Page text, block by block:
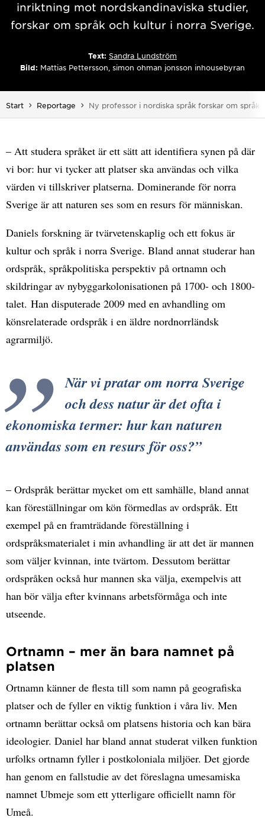
inriktning mot nordskandinaviska studier,
forskar om språk och kultur i norra Sverige.
Text: Sandra Lundström
Bild: Mattias Pettersson, simon ohman jonsson inhousebyran
Start Reportage Du är här:
Ny professor i nordiska språk forskar om
– Att studera språket är ett sätt att identifiera synen på där
vi bor: hur vi tycker att platser ska användas och vilka
värden vi tillskriver platserna. Dominerande för norra
Sverige är att naturen ses som en resurs för människan.
Daniels forskning är tvärvetenskaplig och ett fokus är
kultur och språk i norra Sverige. Bland annat studerar han
ordspråk, språkpolitiska perspektiv på ortnamn och
skildringar av nybyggarkolonisationen på 1700- och 1800-
talet. Han disputerade 2009 med en avhandling om
könsrelaterade ordspråk i en äldre nordnorrländsk
agrarmiljö.
När vi pratar om norra Sverige
och dess natur är det ofta i
ekonomiska termer: hur kan naturen
användas som en resurs för oss?
– Ordspråk berättar mycket om ett samhälle, bland annat
kan föreställningar om kön förmedlas av ordspråk. Ett
exempel på en framträdande föreställning i
ordspråksmaterialet i min avhandling är att det är mannen
som väljer kvinnan, inte tvärtom. Dessutom berättar
ordspråken också hur mannen ska välja, exempelvis att
han bör välja efter kvinnans arbetsförmåga och inte
utseende.
Ortnamn – mer än bara namnet på
platsen
Ortnamn känner de flesta till som namn på geografiska
platser och de fyller en viktig funktion i våra liv. Men
ortnamn berättar också om platsens historia och kan bära
ideologier. Daniel har bland annat studerat vilken funktion
urfolks ortnamn fyller i postkoloniala miljöer. Det gjorde
han genom en fallstudie av det föreslagna umesamiska
namnet Ubmeje som ett ytterligare officiellt namn för
Umeå.